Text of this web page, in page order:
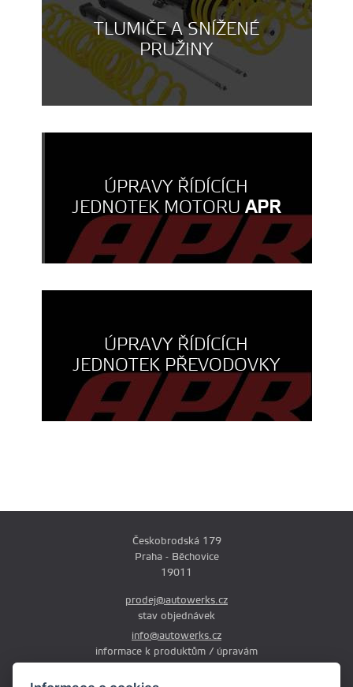
TLUMIČE A SNÍŽENÉ
PRUŽINY
ÚPRAVY ŘÍDÍCÍCH
JEDNOTEK MOTORUAPR
ÚPRAVY ŘÍDÍCÍCH
JEDNOTEK PŘEVODOVKY
Českobrodská 179
Praha - Běchovice
19011
prodej@autowerks.cz
stav objednávek
info@autowerks.cz
informace k produktům / úpravám